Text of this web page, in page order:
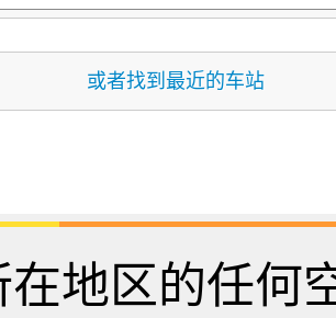
或者找到最近的车站
地区的任何